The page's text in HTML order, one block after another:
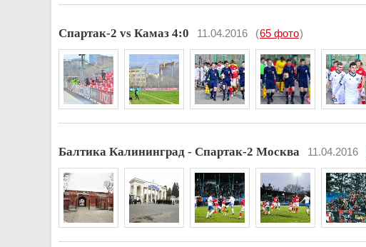
Спартак-2 vs Камаз 4:0 11.04.2016 (65 фото)
Балтика Калининград - Спартак-2 Москва 11.04.2016